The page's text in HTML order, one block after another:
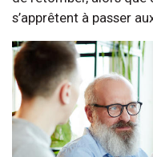
s’apprêtent à passer